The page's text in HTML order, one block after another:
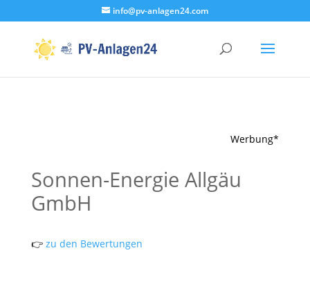
info@pv-anlagen24.com
Werbung*
Sonnen-Energie Allgäu
GmbH
👉zu den Bewertungen